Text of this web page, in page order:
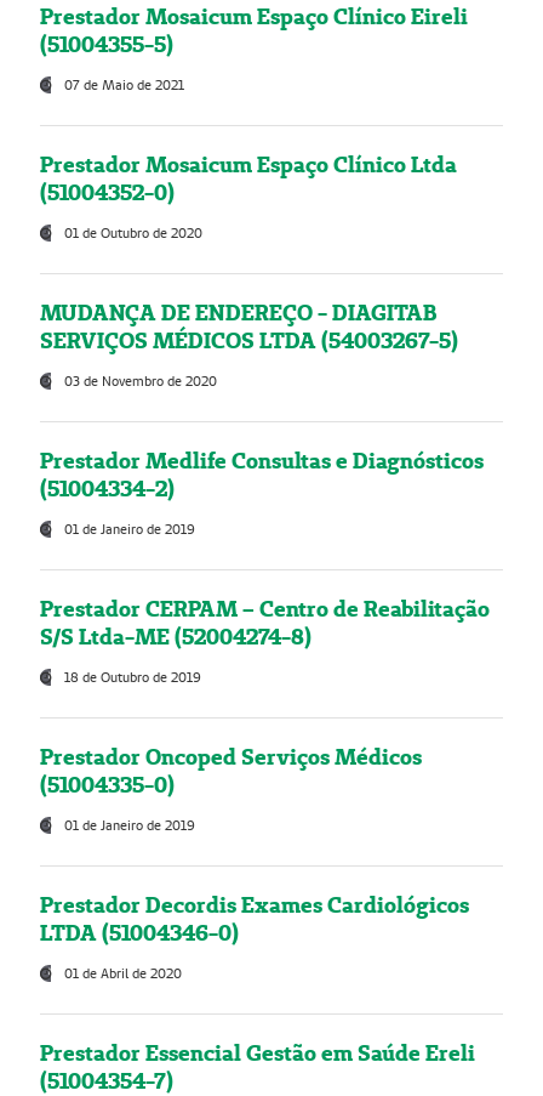
Prestador Mosaicum Espaço Clínico Eireli
(51004355-5)
07 de Maio de 2021
Prestador Mosaicum Espaço Clínico Ltda
(51004352-0)
01 de Outubro de 2020
MUDANÇA DE ENDEREÇO - DIAGITAB
SERVIÇOS MÉDICOS LTDA (54003267-5)
03 de Novembro de 2020
Prestador Medlife Consultas e Diagnósticos
(51004334-2)
01 de Janeiro de 2019
Prestador CERPAM – Centro de Reabilitação
S/S Ltda-ME (52004274-8)
18 de Outubro de 2019
Prestador Oncoped Serviços Médicos
(51004335-0)
01 de Janeiro de 2019
Prestador Decordis Exames Cardiológicos
LTDA (51004346-0)
01 de Abril de 2020
Prestador Essencial Gestão em Saúde Ereli
(51004354-7)